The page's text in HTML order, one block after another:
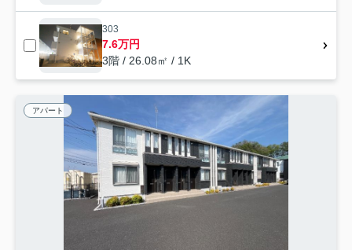
303
7.6万円
3階 / 26.08㎡ / 1K
アパート